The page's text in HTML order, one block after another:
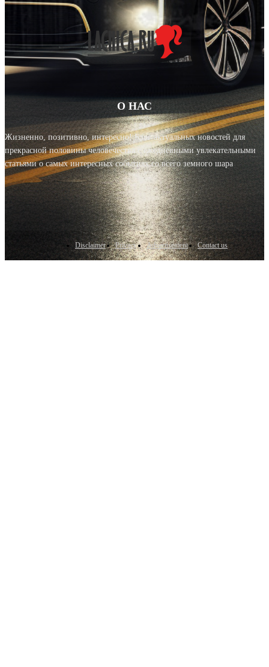
О НАС
Жизненно, позитивно, интересно! Блог актуальных новостей для
прекрасной половины человечества с ежедневными увлекательными
статьями о самых интересных событиях со всего земного шара
Disclaimer Privacy Advertisement Contact us